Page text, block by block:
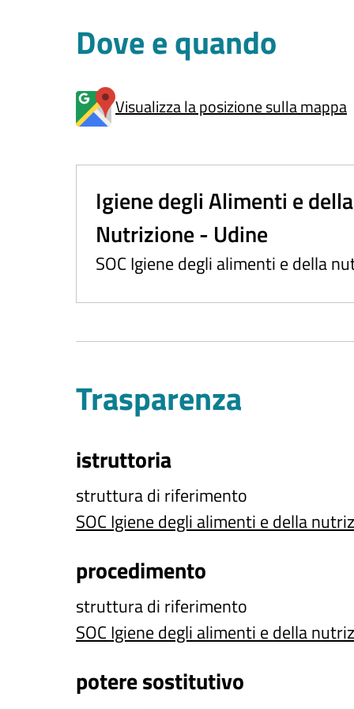
Dove e quando
Visualizza la posizione sulla mappa
Igiene degli Alimenti e della
Nutrizione - Udine
SOC Igiene degli alimenti e della
Trasparenza
istruttoria
struttura di riferimento
SOC Igiene degli alimenti e della
procedimento
struttura di riferimento
SOC Igiene degli alimenti e della
potere sostitutivo